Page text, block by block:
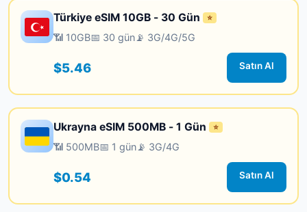
Türkiye eSIM 10GB - 30 Gün ⭐
📶 10GB📅 30 gün📡 3G/4G/5G
$5.46 Satın Al
Ukrayna eSIM 500MB - 1 Gün ⭐
📶 500MB📅 1 gün📡 3G/4G
$0.54 Satın Al